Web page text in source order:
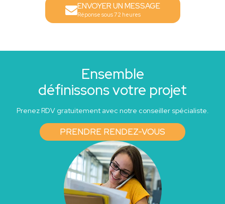
ENVOYER UN MESSAGE
Réponse sous 72 heures
Ensemble
définissons votre projet
Prenez RDV gratuitement avec notre conseiller spécialiste.
PRENDRE RENDEZ-VOUS